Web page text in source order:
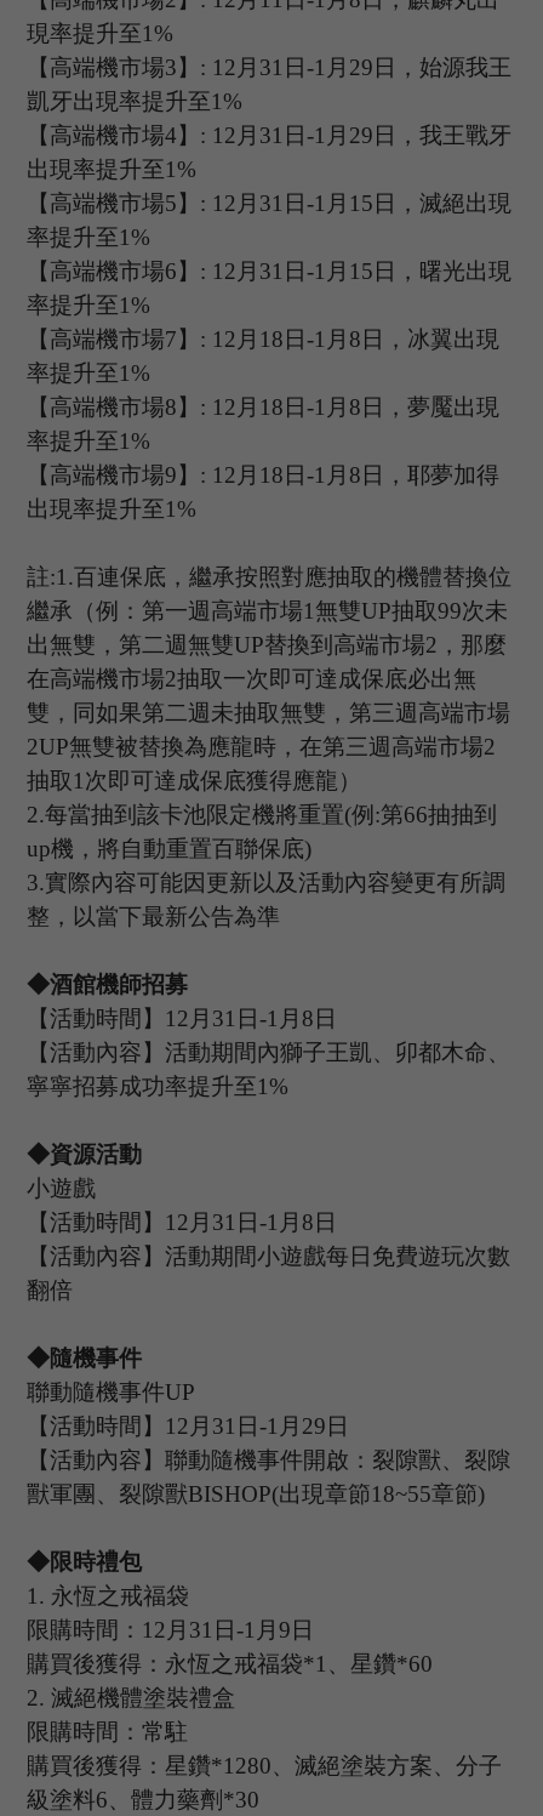
現率提升至1%
【高端機市場3】 : 12 月 31 日-1 月 29日，始源我王
凱牙出現率提升至1%
【高端機市場4】 : 12 月 31 日-1 月 29日，我王戰牙
出現率提升至1%
【高端機市場5】 : 12 月 31 日-1 月 15日，滅絕出現
率提升至1%
【高端機市場6】 : 12 月 31 日-1 月 15日，曙光出現
率提升至1%
【高端機市場7】 : 12 月 18日-1 月 8日，冰翼出現
率提升至1%
【高端機市場8】 : 12 月 18日-1 月 8日，夢魘出現
率提升至1%
【高端機市場9】 : 12 月 18日-1 月 8日，耶夢加得
出現率提升至1%
註:1.百連保底，繼承按照對應抽取的機體替換位
繼承（例：第一週高端市場1 無雙UP抽取99次未
出無雙，第二週無雙UP替換到高端市場2 ，那麼
在高端機市場2抽取一次即可達成保底必出無
雙，同如果第二週未抽取無雙，第三週高端市場
2UP無雙被替換為應龍時，在第三週高端市場2
抽取 1 次即可達成保底獲得應龍）
2.每當抽到該卡池限定機將重置(例 :第66抽抽到
up機，將自動重置百聯保底)
3.實際內容可能因更新以及活動內容變更有所調
整，以當下最新公告為準
◆酒館機師招募
【活動時間】 12 月 31 日-1 月 8日
【活動內容】活動期間內獅子王凱、卯都木命、
寧寧招募成功率提升至1%
◆資源活動
小遊戲
【活動時間】 12 月 31 日-1 月 8日
【活動內容】活動期間小遊戲每日免費遊玩次數
翻倍
◆隨機事件
聯動隨機事件UP
【活動時間】 12 月 31 日-1 月 29日
【活動內容】聯動隨機事件開啟：裂隙獸、裂隙
獸軍團、裂隙獸BISHOP(出現章節18~55章節)
◆限時禮包
1. 永恆之戒福袋
限購時間： 12 月 31 日-1 月9日
購買後獲得：永恆之戒福袋*1、星鑽*60
2. 滅絕機體塗裝禮盒
限購時間：常駐
購買後獲得：星鑽*1280、滅絕塗裝方案、分子
級塗料6、體力藥劑*30